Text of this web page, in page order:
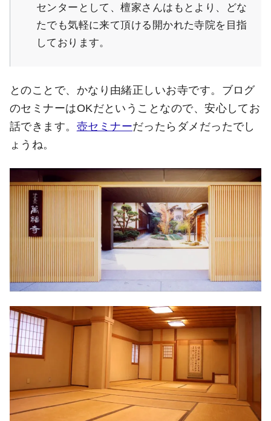
センターとして、檀家さんはもとより、どな
たでも気軽に来て頂ける開かれた寺院を目指
しております。
とのことで、かなり由緒正しいお寺です。ブログ
のセミナーはOKだということなので、安心してお
話できます。 壺セミナーだったらダメだったでし
ょうね。